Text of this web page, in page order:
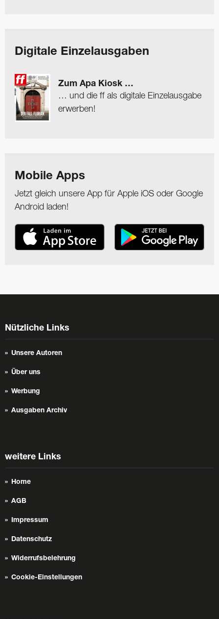
Digitale Einzelausgaben
Zum Apa Kiosk …
… und die ff als digitale Einzelausgabe
erwerben!
Mobile Apps
Jetzt gleich unsere App für Apple iOS oder Google
Android laden!
Nützliche Links
Unsere Autoren
Über uns
Werbung
Ausgaben Archiv
weitere Links
Home
AGB
Impressum
Datenschutz
Widerrufsbelehrung
Cookie-Einstellungen